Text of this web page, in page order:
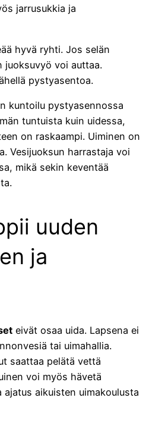
jarrusukkia ja
hyvä ryhti. Jos selän
juoksuvyö voi auttaa.
pystyasentoa.
kuntoilu pystyasennossa
tuntuista kuin uidessa,
on raskaampi. Uiminen on
Vesijuoksun harrastaja voi
mikä sekin keventää
uuden
ja
eivät osaa uida. Lapsena ei
tai uimahallia.
saattaa pelätä vettä
voi myös hävetä
aikuisten uimakoulusta